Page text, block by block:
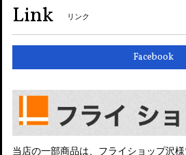
Link リンク
Facebook
当店の一部商品は、フライショップ沢